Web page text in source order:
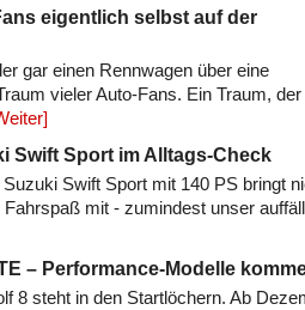
eigentlich selbst auf der
gar einen Rennwagen über eine
vieler Auto-Fans. Ein Traum,
Swift Sport im Alltags-Check
Swift Sport mit 140 PS bringt
Fahrspaß mit - zumindest unser
– Performance-Modelle
8 steht in den Startlöchern. Ab